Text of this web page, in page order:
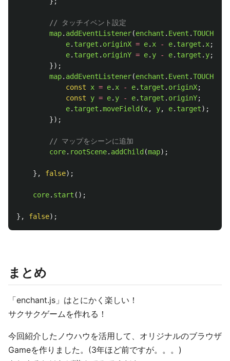
// タッチイベント設定
map. addEventListener(enchant . Event .
e. target . originX = e. x - e. target . x;
e. target . originY = e. y - e. target . y;
});
map. addEventListener(enchant . Event .
const
x = e. x - e. target . originX;
const
y = e. y - e. target . originY;
e. target .moveField (x, y, e. target);
});
// マップをシーンに追加
core. rootScene. addChild (map);
}, false);
core. start ();
}, false);
まとめ
「enchant.js」はとにかく楽しい！
サクサクゲームを作れる！
今回紹介したノウハウを活用して、オリジナルのブラウザ
Gameを作りました。(3年ほど前ですが。。。)